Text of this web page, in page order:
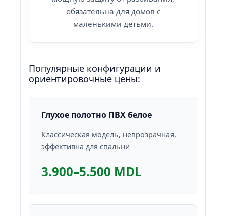
обязательна для домов с
маленькими детьми.
Популярные конфигурации и
ориентировочные цены:
Глухое полотно ПВХ белое
Классическая модель, непрозрачная,
эффективна для спальни
3.900–5.500 MDL